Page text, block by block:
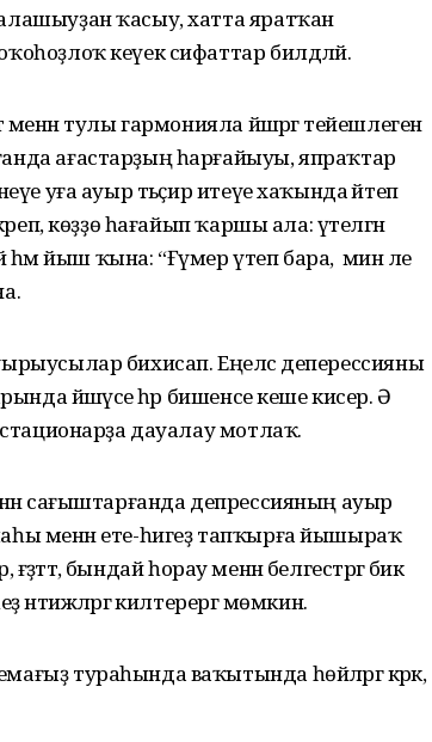
ҡасыу, хатта яратҡан
кеүек сифаттар билдәләй.
тулы гармонияла йәшәргә тейешлеген
ағастарҙың һарғайыуы, япраҡтар
уға ауыр тәьҫир итеүе хаҡында әйтеп
көҙҙө һағайып ҡаршы ала: үтелгән
йыш ҡына: “Ғүмер үтеп бара, ә мин әле
бихисап. Еңелсә деперессияны
йәшәүсе һәр бишенсе кеше кисерә. Ә
дауалау мотлаҡ.
сағыштарғанда депрессияның ауыр
менән ете-һигеҙ тапҡырға йышыраҡ
бындай һорау менән белгестәргә бик
килтерергә мөмкин.
тураһында ваҡытында һөйләргә кәрәк,